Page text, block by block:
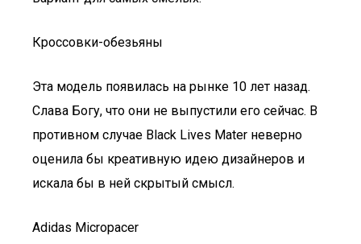
Кроссовки-обезьяны
Эта модель появилась на рынке 10 лет назад.
Слава Богу, что они не выпустили его сейчас. В
противном случае Black Lives Mater неверно
оценила бы креативную идею дизайнеров и
искала бы в ней скрытый смысл.
Adidas Micropacer